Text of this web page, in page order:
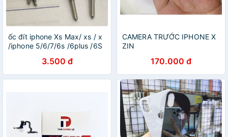
ốc đít iphone Xs Max/ xs / x
/iphone 5/6/7/6s /6plus /6S
3.500 đ
CAMERA TRƯỚC IPHONE X
ZIN
170.000 đ